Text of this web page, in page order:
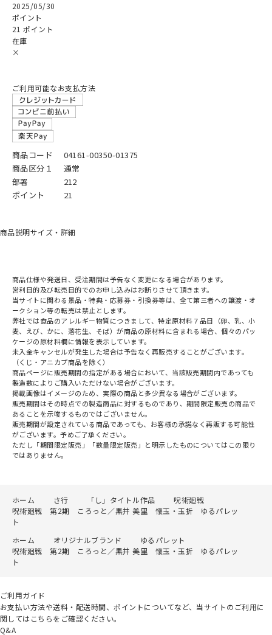
2025/05/30
ポイント
21 ポイント
在庫
×
ご利用可能なお支払方法
商品コード
04161-00350-01375
商品区分１
通常
部署
212
ポイント
21
商品説明サイズ・詳細
商品仕様や発送日、受注期間は予告なく変更になる場合があります。
営利目的及び転売目的でのお申し込みはお断りさせて頂きます。
当サイトに関わる景品・特典・応募券・引換券等は、全て第三者への譲渡・オ
ークション等の転売は禁止とします。
弊社では食品のアレルギー物質につきまして、特定原材料７品目（卵、乳、小
麦、えび、かに、落花生、そば）が商品の原材料に含まれる場合、個々のパッ
ケージの原材料欄に情報を表示しています。
未入金キャンセルが発生した場合は予告なく再販売することがございます。
（くじ・アニカプ商品を除く）
商品ページに販売期間の指定がある場合において、当該販売期間内であっても
製造数によりご購入いただけない場合がございます。
掲載画像はイメージのため、実際の商品と多少異なる場合がございます。
販売期間はその時点での製造商品に対するものであり、期間限定販売の商品で
あることを示唆するものではございません。
販売期間が設定されている商品であっても、お客様の承諾なく再販する可能性
がございます。予めご了承ください。
ただし「期間限定販売」「数量限定販売」と明示したものについてはこの限り
ではありません。
ホーム さ行 「し」タイトル作品
呪術廻戦
呪術廻戦 第2期 ころっと／黒井 美里 懐玉・玉折 ゆるパレッ
ト
ホーム
オリジナルブランド
ゆるパレット
呪術廻戦 第2期 ころっと／黒井 美里 懐玉・玉折 ゆるパレッ
ト
ご利用ガイド
お支払い方法や送料・配送時間、ポイントについてなど、当サイトのご利用に
関してはこちらをご確認ください。
Q&A